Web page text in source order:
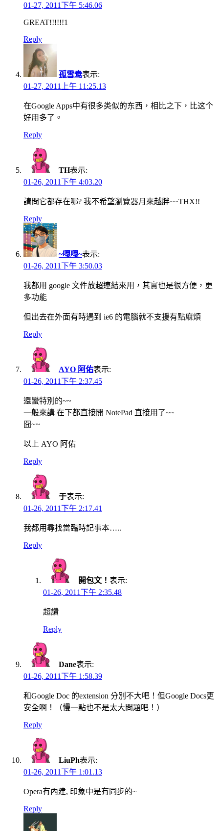
01-27, 2011下午 5:46.06
GREAT!!!!!!1
Reply
孤雪鸯表示:
01-27, 2011上午 11:25.13
在Google Apps中有很多类似的东西，相比之下，比这个
好用多了。
Reply
TH表示:
01-26, 2011下午 4:03.20
請問它都存在哪? 我不希望瀏覽器月來越胖~~THX!!
Reply
~嘎嘎~表示:
01-26, 2011下午 3:50.03
我都用 google 文件放超連結來用，其實也是很方便，更
多功能
但出去在外面有時遇到 ie6 的電腦就不支援有點麻煩
Reply
AYO 阿佑表示:
01-26, 2011下午 2:37.45
還蠻特別的~~
一般來講 在下都直接開 NotePad 直接用了~~
囧~~
以上 AYO 阿佑
Reply
于表示:
01-26, 2011下午 2:17.41
我都用尋找當臨時記事本…..
Reply
開包文！ 表示:
01-26, 2011下午 2:35.48
超讚
Reply
Dane表示:
01-26, 2011下午 1:58.39
和Google Doc 的extension 分別不大吧！但Google Docs更
安全啊！（慢一點也不是太大問題吧！）
Reply
LiuPh表示:
01-26, 2011下午 1:01.13
Opera有內建, 印象中是有同步的~
Reply